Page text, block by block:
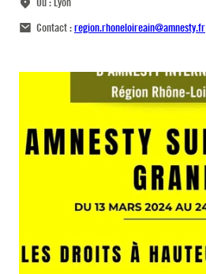
Contact :region.rhoneloireain@amnesty.fr